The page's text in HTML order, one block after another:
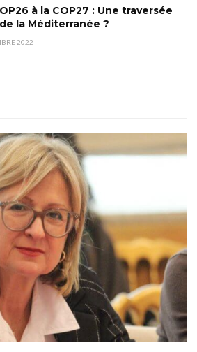
à la COP27 : Une traversée
la Méditerranée ?
2022